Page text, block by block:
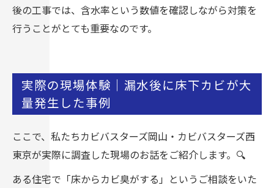
後の工事では、含水率という数値を確認しながら対策を
行うことがとても重要なのです。
実際の現場体験｜漏水後に床下カビが大
量発生した事例
ここで、私たちカビバスターズ岡山・カビバスターズ西
東京が実際に調査した現場のお話をご紹介します。🔍
ある住宅で「床からカビ臭がする」というご相談をいた